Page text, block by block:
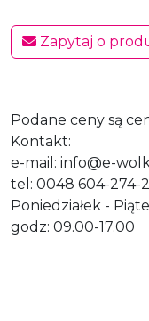
Zapytaj o
Podane ceny są
Kontakt:
e-mail: info@e-
tel: 0048 604-274-
Poniedziałek -
godz: 09.00-17.00